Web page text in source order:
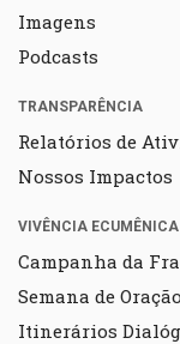
Imagens
Podcasts
TRANSPARÊNCIA
Relatórios de
Nossos Impactos
VIVÊNCIA ECUMÊNICA
Campanha da
Semana de
Itinerários